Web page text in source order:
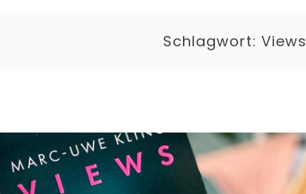
Schlagwort: Views